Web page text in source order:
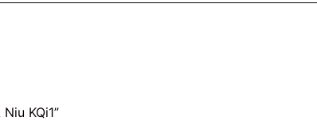
KQi1”